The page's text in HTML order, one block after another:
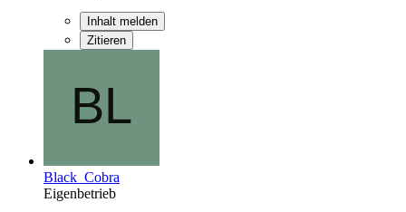
Inhalt melden
Zitieren
Black_Cobra
Eigenbetrieb